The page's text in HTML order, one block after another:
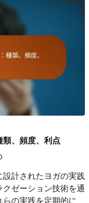
、頻度、利点
計されたヨガの実践
ゼーション技術を通
の実践を定期的に、